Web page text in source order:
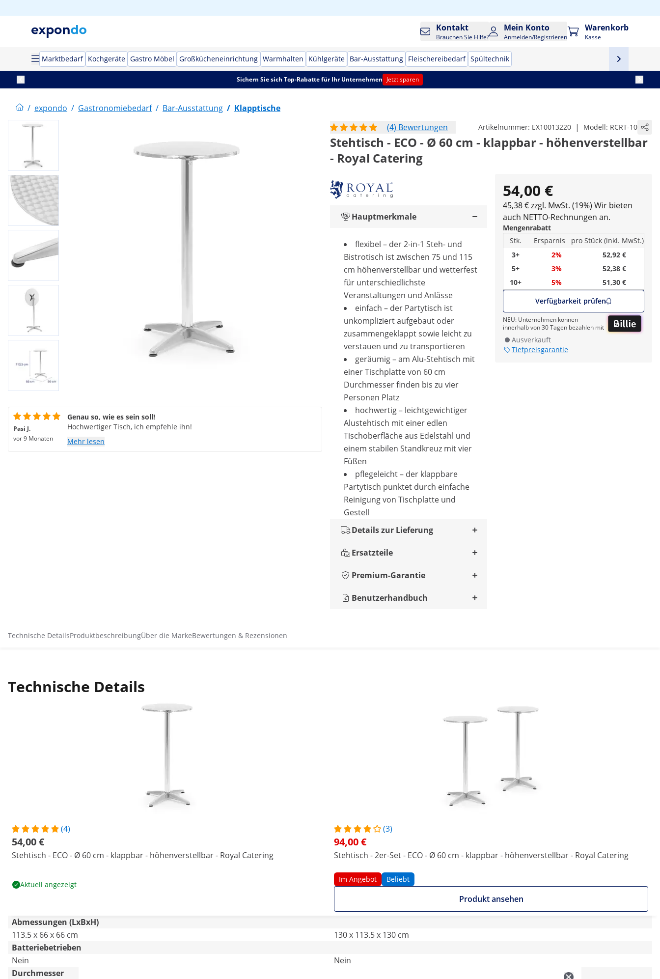
Kontakt
Brauchen Sie Hilfe?
Mein Konto
Anmelden/Registrieren
Warenkorb
Kasse
Marktbedarf Kochgeräte Gastro Möbel Großkücheneinrichtung Warmhalten Kühlgeräte Bar-Ausstattung Fleischereibedarf Spültechnik
Sichern Sie sich Top-Rabatte für Ihr Unternehmen Jetzt sparen
/ expondo / Gastronomiebedarf / Bar-Ausstattung / Klapptische
(4) Bewertungen
Artikelnummer: EX10013220 | Modell: RCRT-10
Stehtisch - ECO - Ø 60 cm - klappbar - höhenverstellbar
- Royal Catering
54,00 €
45,38 € zzgl. MwSt. (19%) Wir bieten
auch NETTO-Rechnungen an.
Mengenrabatt
Stk.
Ersparnis
pro Stück (inkl. MwSt.)
3+
2%
52,92 €
5+
3%
52,38 €
10+
5%
51,30 €
Verfügbarkeit prüfen
NEU: Unternehmen können
innerhalb von 30 Tagen bezahlen mit
Ausverkauft
Tiefpreisgarantie
Hauptmerkmale
flexibel – der 2-in-1 Steh- und
Bistrotisch ist zwischen 75 und 115
cm höhenverstellbar und wetterfest
für unterschiedlichste
Veranstaltungen und Anlässe
einfach – der Partytisch ist
unkompliziert aufgebaut oder
zusammengeklappt sowie leicht zu
verstauen und zu transportieren
geräumig – am Alu-Stehtisch mit
einer Tischplatte von 60 cm
Durchmesser finden bis zu vier
Personen Platz
hochwertig – leichtgewichtiger
Alustehtisch mit einer edlen
Tischoberfläche aus Edelstahl und
einem stabilen Standkreuz mit vier
Füßen
pflegeleicht – der klappbare
Partytisch punktet durch einfache
Reinigung von Tischplatte und
Gestell
Details zur Lieferung
Ersatzteile
Premium-Garantie
Benutzerhandbuch
Pasi J.
vor 9 Monaten
Genau so, wie es sein soll!
Hochwertiger Tisch, ich empfehle ihn!
Mehr lesen
Technische DetailsProduktbeschreibungÜber die MarkeBewertungen & Rezensionen
Technische Details
(4)
54,00 €
Stehtisch - ECO - Ø 60 cm - klappbar - höhenverstellbar - Royal Catering
Aktuell angezeigt
(3)
94,00 €
Stehtisch - 2er-Set - ECO - Ø 60 cm - klappbar - höhenverstellbar - Royal Catering
Im Angebot Beliebt
Produkt ansehen
Abmessungen (LxBxH)
113.5 x 66 x 66 cm
130 x 113.5 x 130 cm
Batteriebetrieben
Nein
Nein
Durchmesser